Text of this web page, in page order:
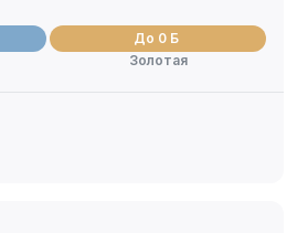
До 0 Б
Золотая